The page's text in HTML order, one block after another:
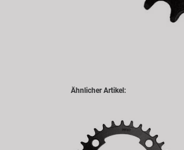
Ähnlicher Artikel: